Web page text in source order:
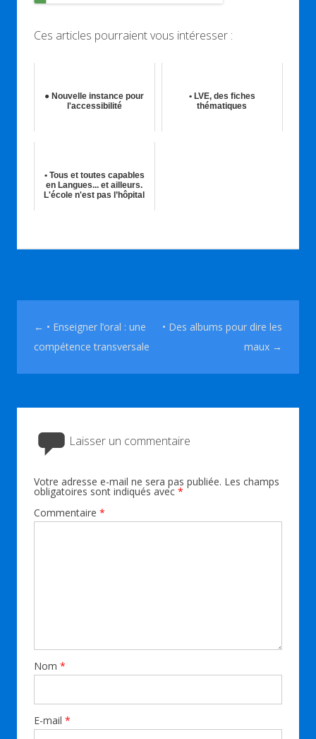
Ces articles pourraient vous intéresser :
● Nouvelle instance pour
l'accessibilité
• LVE, des fiches
thématiques
• Tous et toutes capables
en Langues... et ailleurs.
L'école n'est pas l’hôpital
Navigation des articles
← • Enseigner l’oral : une
compétence transversale
• Des albums pour dire les
maux →
Laisser un commentaire
Votre adresse e-mail ne sera pas publiée. Les champs
obligatoires sont indiqués avec *
Commentaire *
Nom *
E-mail *